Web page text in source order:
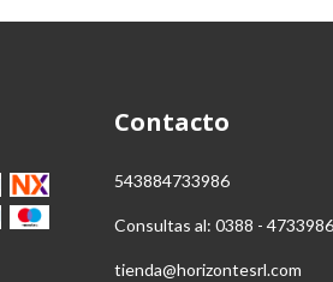
Contacto
543884733986
Consultas al: 0388 - 4733986
tienda@horizontesrl.com